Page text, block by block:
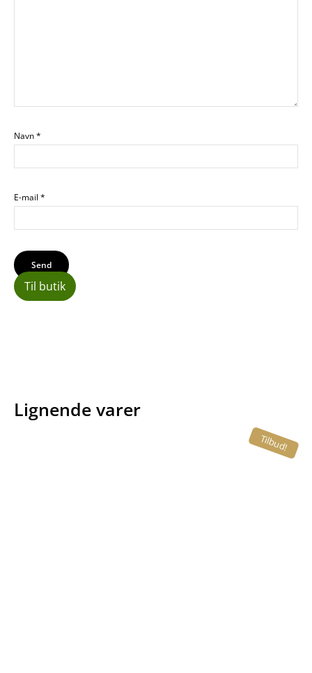
Navn*
E-mail *
Til butik
Lignende varer
Tilbud!